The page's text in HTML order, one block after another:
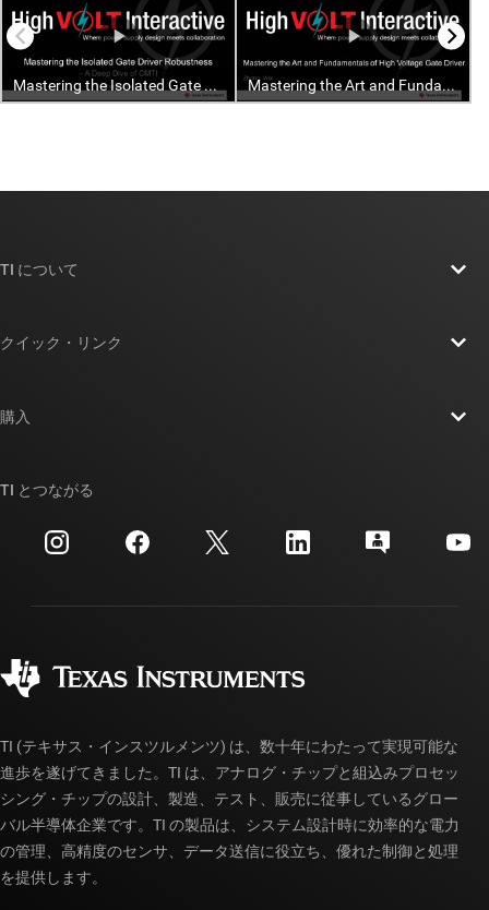
TI について
投資家向け情報
製造
クイック・リンク
クロスリファレンス検索
カスタマー・サポート・センター
myTI アカウントの FAQ
購入
ご注文に関する FAQ
TI とつながる
TI (テキサス・インスツルメンツ) は、数十年にわたって実現可能な
進歩を遂げてきました。TI は、アナログ・チップと組込みプロセッ
シング・チップの設計、製造、テスト、販売に従事しているグロー
バル半導体企業です。TI の製品は、システム設計時に効率的な電力
の管理、高精度のセンサ、データ送信に役立ち、優れた制御と処理
を提供します。